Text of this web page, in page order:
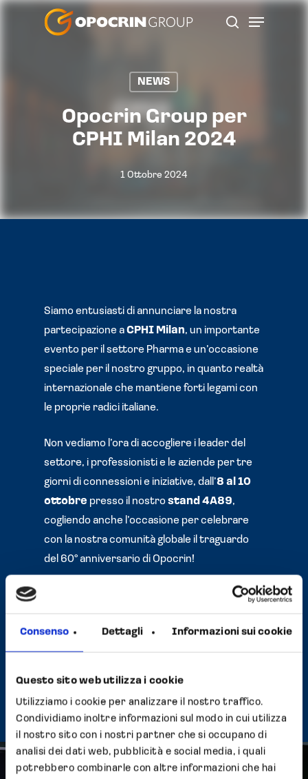
Consenso Dettagli Informazioni sui cookie
Questo sito web utilizza i cookie
Utilizziamo i cookie per analizzare il nostro traffico.
Condividiamo inoltre informazioni sul modo in cui utilizza
il nostro sito con i nostri partner che si occupano di
analisi dei dati web, pubblicità e social media, i quali
potrebbero combinarle con altre informazioni che hai
search
Menu
NEWS
Opocrin Group per
CPHI Milan 2024
1 Ottobre 2024
Siamo entusiasti di annunciare la nostra
partecipazione aCPHI Milan, un importante
evento per il settore Pharma e un’occasione
speciale per il nostro gruppo, in quanto realtà
internazionale che mantiene forti legami con
le proprie radici italiane.
Non vediamo l’ora di accogliere i leader del
settore, i professionisti e le aziende per tre
giorni di connessioni e iniziative, dall’8 al 10
ottobre presso il nostrostand 4A89,
cogliendo anche l’occasione per celebrare
con la nostra comunità globale il traguardo
del 60° anniversario di Opocrin!
con il nostro team online:
https://lnkd.in/dJfPifi3